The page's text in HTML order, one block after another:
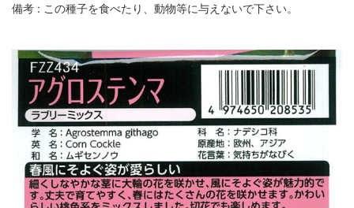
備考 : この種子を食べたり、動物等に与えないで下さい。